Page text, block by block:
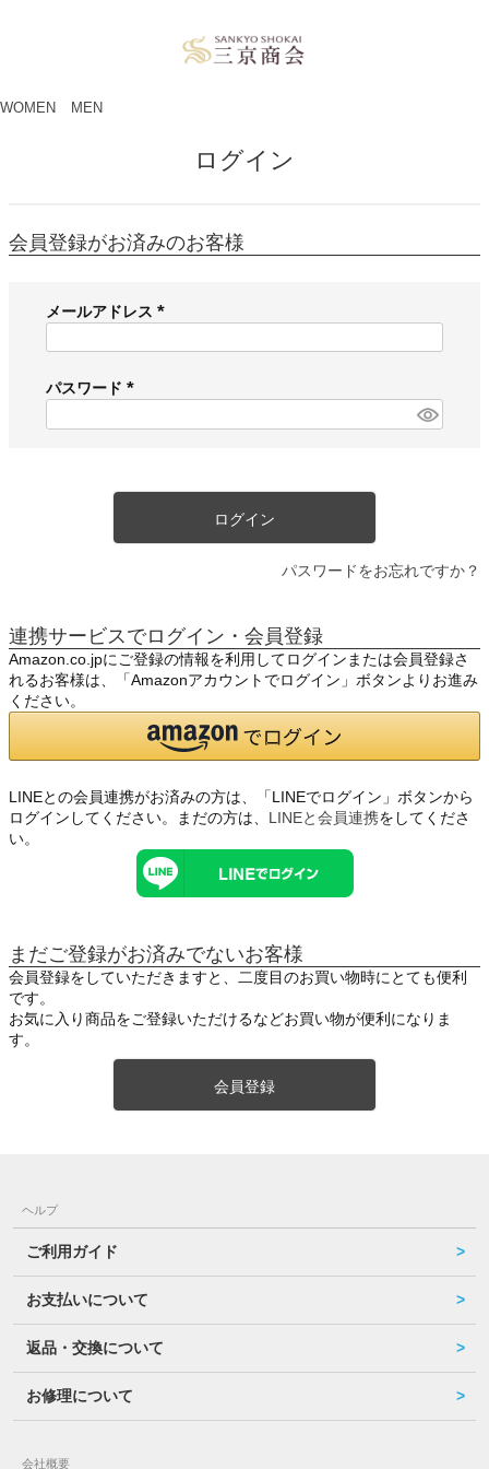
WOMEN MEN
ログイン
会員登録がお済みのお客様
メールアドレス
必
)
パスワード
必
ログイン
パスワードをお忘れですか？
連携サービスでログイン・会員登録
Amazon.co.jpにご登録の情報を利用してログインまたは会員登録さ
れるお客様は、「Amazonアカウントでログイン」ボタンよりお進み
ください。
LINEとの会員連携がお済みの方は、「LINEでログイン」ボタンから
ログインしてください。まだの方は、 LINEと会員連携をしてくださ
い。
まだご登録がお済みでないお客様
会員登録をしていただきますと、二度目のお買い物時にとても便利
です。
お気に入り商品をご登録いただけるなどお買い物が便利になりま
す。
会員登録
ヘルプ
ご利用ガイド
お支払いについて
返品・交換について
お修理について
会社概要